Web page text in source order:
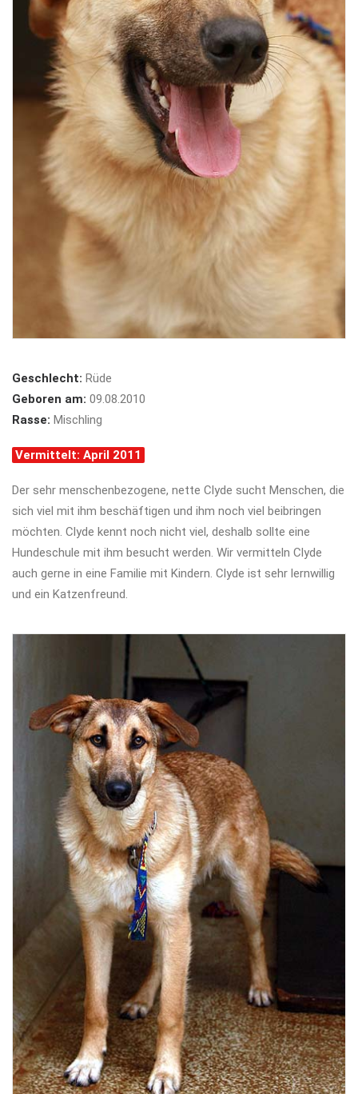
Geschlecht: Rüde
Geboren am: 09.08.2010
Rasse: Mischling
Vermittelt: April 2011
Der sehr menschenbezogene, nette Clyde sucht Menschen, die
sich viel mit ihm beschäftigen und ihm noch viel beibringen
möchten. Clyde kennt noch nicht viel, deshalb sollte eine
Hundeschule mit ihm besucht werden. Wir vermitteln Clyde
auch gerne in eine Familie mit Kindern. Clyde ist sehr lernwillig
und ein Katzenfreund.